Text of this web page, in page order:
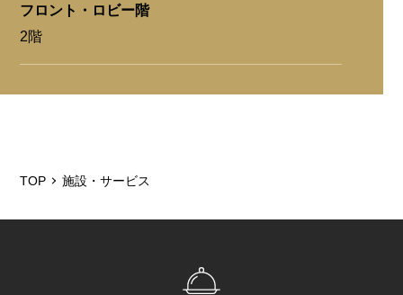
フロント・ロビー階
2階
TOP 施設・サービス